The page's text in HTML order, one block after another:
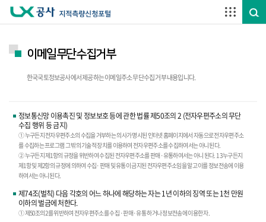
이메일무단수집거부
한국국토정보공사에서 제공하는 이메일주소 무단수집 거부 내용입니다.
정보통신망 이용촉진 및 정보보호 등에 관한 법률 제50조의 2 (전자우편주소의 무단
수집 행위 등 금지)
① 누구든지 전자우편주소의 수집을 거부하는 의사가 명시된 인터넷 홈페이지에서 자동으로 전자우편주소
를 수집하는 프로그램 그 밖의 기술적 장치를 이용하여 전자우편주소를 수집하여서는 아니 된다.
② 누구든지 제1항의 규정을 위반하여 수집된 전자우편주소를 판매·유통하여서는 아니 된다. 1 3 누구든지
제1항 및 제2항의 규정에 의하여 수집·판매 및 유통이 금지된 전자우편주소임을 알고 이를 정보전송에 이용
하여서는 아니 된다.
제74조(벌칙) 다음 각호의 어느 하나에 해당하는 자는 1년 이하의 징역 또는 1천 만원
이하의 벌금에 처한다.
① 제50조의 2를 위반하여 전자우편주소를 수집 ·판매·유통 하거나 정보전송에 이용한 자.